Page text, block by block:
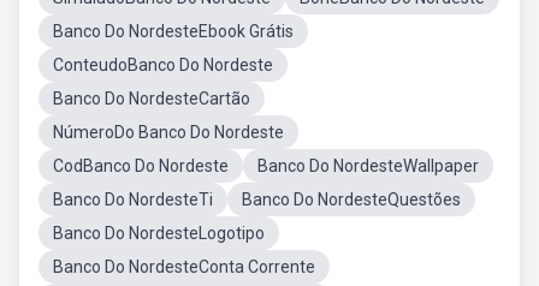
Banco Do NordesteEbook Grátis
ConteudoBanco Do Nordeste
Banco Do NordesteCartão
NúmeroDo Banco Do Nordeste
CodBanco Do Nordeste
Banco Do NordesteWallpaper
Banco Do NordesteTi
Banco Do NordesteQuestões
Banco Do NordesteLogotipo
Banco Do NordesteConta Corrente